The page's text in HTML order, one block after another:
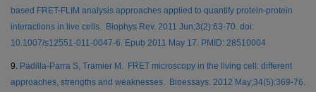
based FRET-FLIM analysis approaches applied to quantify protein-protein
interactions in live cells. Biophys Rev. 2011 Jun;3(2):63-70. doi:
10.1007/s12551-011-0047-6. Epub 2011 May 17. PMID: 28510004
9. Padilla-Parra S, Tramier M. FRET microscopy in the living cell: different
approaches, strengths and weaknesses. Bioessays. 2012 May;34(5):369-76.